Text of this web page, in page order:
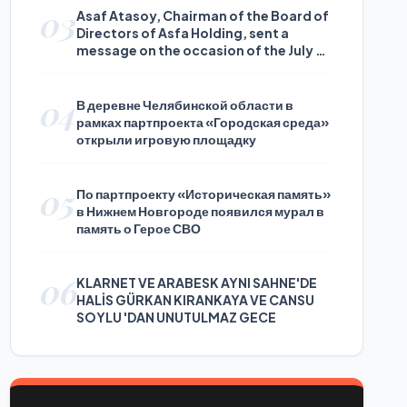
03Asaf Atasoy, Chairman of the Board of
Directors of Asfa Holding, sent a
message on the occasion of the July 24
04В деревне Челябинской области в
рамках партпроекта «Городская среда»
открыли игровую площадку
05 По партпроекту «Историческая память»
в Нижнем Новгороде появился мурал в
память о Герое СВО
06KLARNET VE ARABESK AYNI SAHNE'DE
HALİS GÜRKAN KIRANKAYA VE CANSU
SOYLU 'DAN UNUTULMAZ GECE